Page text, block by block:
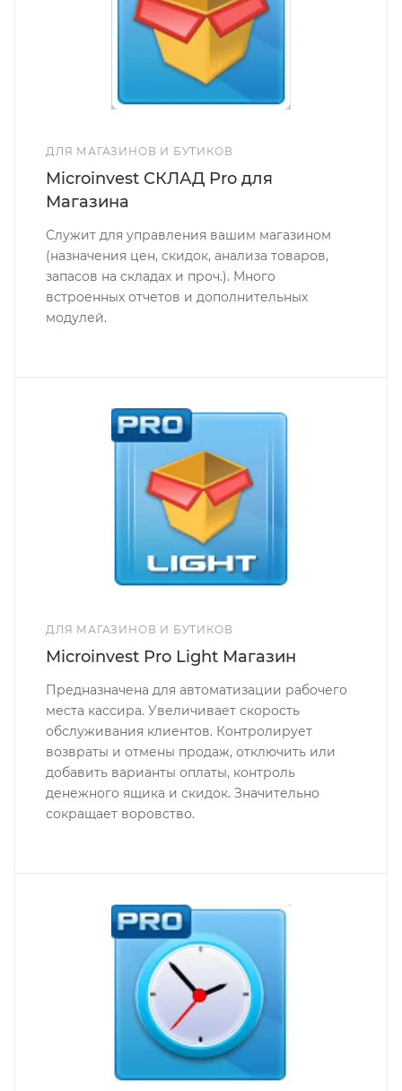
ДЛЯ МАГАЗИНОВ И БУТИКОВ
Microinvest СКЛАД Pro для
Магазина
Служит для управления вашим магазином
(назначения цен, скидок, анализа товаров,
запасов на складах и проч.). Много
встроенных отчетов и дополнительных
модулей.
ДЛЯ МАГАЗИНОВ И БУТИКОВ
Microinvest Pro Light Магазин
Предназначена для автоматизации рабочего
места кассира. Увеличивает скорость
обслуживания клиентов. Контролирует
возвраты и отмены продаж, отключить или
добавить варианты оплаты, контроль
денежного ящика и скидок. Значительно
сокращает воровство.